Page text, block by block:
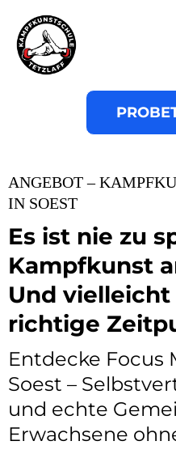
ANGEBOT –
IN SOEST
Es ist nie zu
Kampfkunst
Und
richtige
Entdecke Focus
Soest –
und echte
Erwachsene